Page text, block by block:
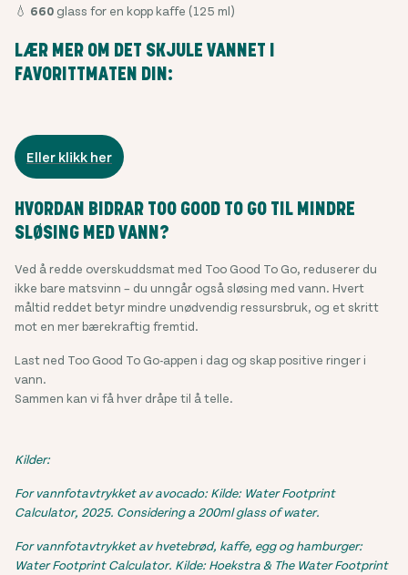
💧 660 glass for en kopp kaffe (125 ml)
LÆR MER OM DET SKJULE VANNET I
FAVORITTMATEN DIN:
Eller klikk her
HVORDAN BIDRAR TOO GOOD TO GO TIL MINDRE
SLØSING MED VANN?
Ved å redde overskuddsmat med Too Good To Go, reduserer du
ikke bare matsvinn – du unngår også sløsing med vann. Hvert
måltid reddet betyr mindre unødvendig ressursbruk, og et skritt
mot en mer bærekraftig fremtid.
Last ned Too Good To Go-appen i dag og skap positive ringer i
vann.
Sammen kan vi få hver dråpe til å telle.
Kilder:
For vannfotavtrykket av avocado: Kilde: Water Footprint
Calculator, 2025. Considering a 200ml glass of water.
For vannfotavtrykket av hvetebrød, kaffe, egg og hamburger:
Water Footprint Calculator. Kilde: Hoekstra & The Water Footprint